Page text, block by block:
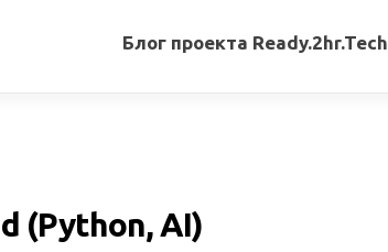
Блог проекта Ready.2hr.Tech
Авторские
(Python, AI)